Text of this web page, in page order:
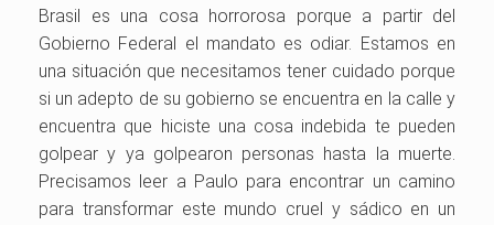
Brasil es una cosa horrorosa porque a partir del
Gobierno Federal el mandato es odiar. Estamos en
una situación que necesitamos tener cuidado porque
si un adepto de su gobierno se encuentra en la calle y
encuentra que hiciste una cosa indebida te pueden
golpear y ya golpearon personas hasta la muerte.
Precisamos leer a Paulo para encontrar un camino
para transformar este mundo cruel y sádico en un